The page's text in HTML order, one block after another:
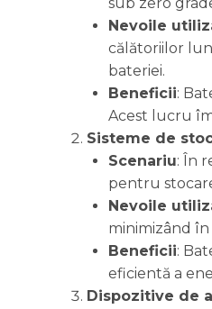
sub zero
Nevoile
călătoriilor
bateriei.
Beneficii:
Acest lucru
Sisteme de
Scenariu: În
pentru
Nevoile
minimizând
Beneficii:
eficientă a
Dispozitive de